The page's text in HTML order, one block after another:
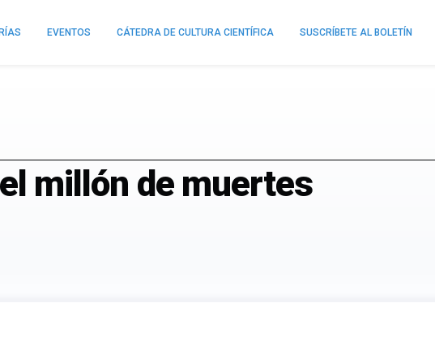
EVENTOS CÁTEDRA DE CULTURA CIENTÍFICA SUSCRÍBETE AL BOLETÍN
millón de muertes